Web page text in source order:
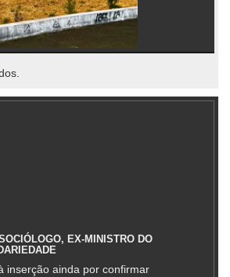
EX-MINISTRO DO
inserção ainda por confirmar